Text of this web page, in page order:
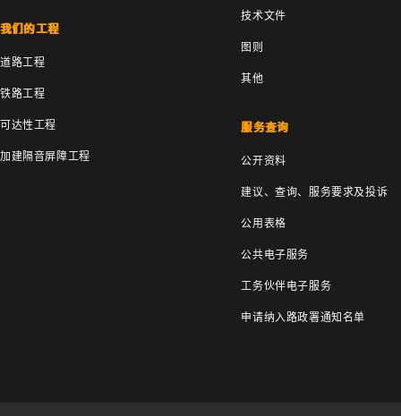
我们的工程
道路工程
铁路工程
可达性工程
加建隔音屏障工程
技术文件
图则
其他
服务查询
公开资料
建议、查询、服务要求及投诉
公用表格
公共电子服务
工务伙伴电子服务
申请纳入路政署通知名单